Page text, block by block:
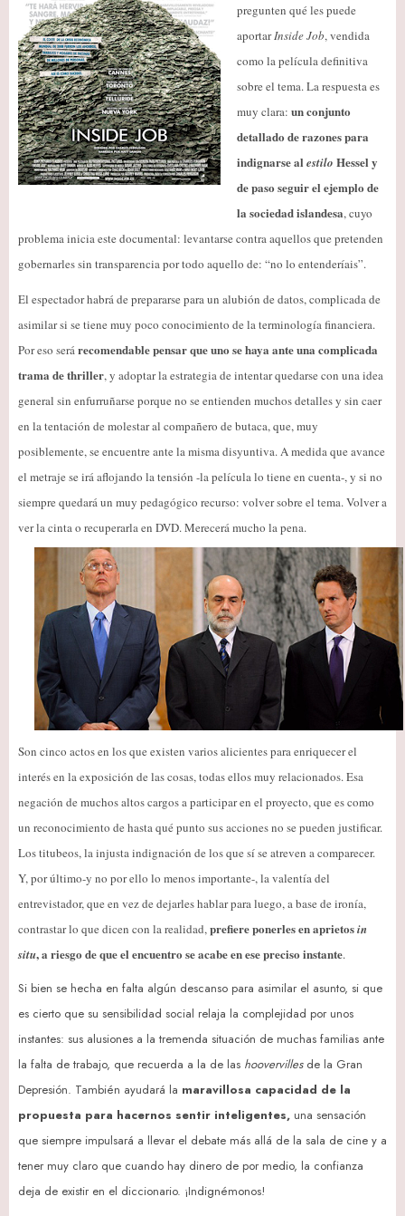
pregunten qué les puede
aportarInside Job, vendida
como la película definitiva
sobre el tema. La respuesta es
muy clara: un conjunto
detallado de razones para
indignarse al estilo Hessel y
de paso seguir el ejemplo de
la sociedad islandesa, cuyo
problema inicia este documental: levantarse contra aquellos que pretenden
gobernarles sin transparencia por todo aquello de: “no lo entenderíais”.
El espectador habrá de prepararse para un alubión de datos, complicada de
asimilar si se tiene muy poco conocimiento de la terminología financiera.
Por eso serárecomendable pensar que uno se haya ante una complicada
trama de thriller, y adoptar la estrategia de intentar quedarse con una idea
general sin enfurruñarse porque no se entienden muchos detalles y sin caer
en la tentación de molestar al compañero de butaca, que, muy
posiblemente, se encuentre ante la misma disyuntiva. A medida que avance
el metraje se irá aflojando la tensión -la película lo tiene en cuenta-, y si no
siempre quedará un muy pedagógico recurso: volver sobre el tema. Volver a
ver la cinta o recuperarla en DVD. Merecerá mucho la pena.
Son cinco actos en los que existen varios alicientes para enriquecer el
interés en la exposición de las cosas, todas ellos muy relacionados. Esa
negación de muchos altos cargos a participar en el proyecto, que es como
un reconocimiento de hasta qué punto sus acciones no se pueden justificar.
Los titubeos, la injusta indignación de los que sí se atreven a comparecer.
Y, por último-y no por ello lo menos importante-, la valentía del
entrevistador, que en vez de dejarles hablar para luego, a base de ironía,
contrastar lo que dicen con la realidad, prefiere ponerles en aprietosin
situ, a riesgo de que el encuentro se acabe en ese preciso instante.
Si bien se hecha en falta algún descanso para asimilar el asunto, si que
es cierto que su sensibilidad social relaja la complejidad por unos
instantes: sus alusiones a la tremenda situación de muchas familias ante
la falta de trabajo, que recuerda a la de las hoovervillesde la Gran
Depresión. También ayudará la maravillosa capacidad de la
propuesta para hacernos sentir inteligentes, una sensación
que siempre impulsará a llevar el debate más allá de la sala de cine y a
tener muy claro que cuando hay dinero de por medio, la confianza
deja de existir en el diccionario. ¡Indignémonos!